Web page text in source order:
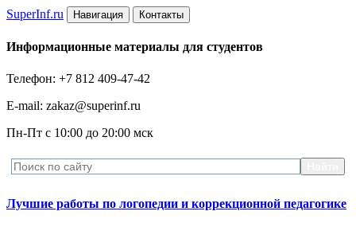
SuperInf.ru Навигация Контакты
Информационные материалы для студентов
Телефон: +7 812 409-47-42
E-mail: zakaz@superinf.ru
Пн-Пт с 10:00 до 20:00 мск
Лучшие работы по логопедии и коррекционной педагогике